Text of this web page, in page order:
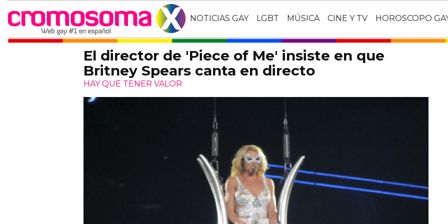
NOTICIAS GAY LGBT MÚSICA CINE Y TV HOROSCOPO
El director de 'Piece of Me' insiste en que
Britney Spears canta en directo
HAY QUE TENER VALOR